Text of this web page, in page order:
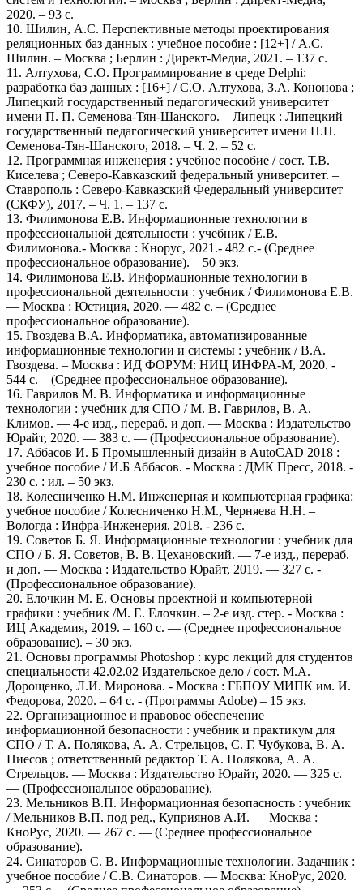
2020. – 93 с.
10. Шилин, А.С. Перспективные методы проектирования
реляционных баз данных : учебное пособие : [12+] / А.С.
Шилин. – Москва ; Берлин : Директ-Медиа, 2021. – 137 с.
11. Алтухова, С.О. Программирование в среде Delphi:
разработка баз данных : [16+] / С.О. Алтухова, З.А. Кононова ;
Липецкий государственный педагогический университет
имени П. П. Семенова-Тян-Шанского. – Липецк : Липецкий
государственный педагогический университет имени П.П.
Семенова-Тян-Шанского, 2018. – Ч. 2. – 52 с.
12. Программная инженерия : учебное пособие / сост. Т.В.
Киселева ; Северо-Кавказский федеральный университет. –
Ставрополь : Северо-Кавказский Федеральный университет
(СКФУ), 2017. – Ч. 1. – 137 с.
13. Филимонова Е.В. Информационные технологии в
профессиональной деятельности : учебник / Е.В.
Филимонова.- Москва : Кнорус, 2021.- 482 с.- (Среднее
профессиональное образование). – 50 экз.
14. Филимонова Е.В. Информационные технологии в
профессиональной деятельности : учебник / Филимонова Е.В.
— Москва : Юстиция, 2020. — 482 с. – (Среднее
профессиональное образование).
15. Гвоздева В.А. Информатика, автоматизированные
информационные технологии и системы : учебник / В.А.
Гвоздева. – Москва : ИД ФОРУМ: НИЦ ИНФРА-М, 2020. -
544 с. – (Среднее профессиональное образование).
16. Гаврилов М. В. Информатика и информационные
технологии : учебник для СПО / М. В. Гаврилов, В. А.
Климов. — 4-е изд., перераб. и доп. — Москва : Издательство
Юрайт, 2020. — 383 с. — (Профессиональное образование).
17. Аббасов И. Б Промышленный дизайн в AutoCAD 2018 :
учебное пособие / И.Б Аббасов. - Москва : ДМК Пресс, 2018. -
230 с. : ил. – 50 экз.
18. Колесниченко Н.М. Инженерная и компьютерная графика:
учебное пособие / Колесниченко Н.М., Черняева Н.Н. –
Вологда : Инфра-Инженерия, 2018. - 236 с.
19. Советов Б. Я. Информационные технологии : учебник для
СПО / Б. Я. Советов, В. В. Цехановский. — 7-е изд., перераб.
и доп. — Москва : Издательство Юрайт, 2019. — 327 с. -
(Профессиональное образование).
20. Елочкин М. Е. Основы проектной и компьютерной
графики : учебник /М. Е. Елочкин. – 2-е изд. стер. - Москва :
ИЦ Академия, 2019. – 160 с. — (Среднее профессиональное
образование). – 30 экз.
21. Основы программы Photoshop : курс лекций для студентов
специальности 42.02.02 Издательское дело / сост. М.А.
Дорощенко, Л.И. Миронова. - Москва : ГБПОУ МИПК им. И.
Федорова, 2020. – 64 с. - (Программы Adobe) – 15 экз.
22. Организационное и правовое обеспечение
информационной безопасности : учебник и практикум для
СПО / Т. А. Полякова, А. А. Стрельцов, С. Г. Чубукова, В. А.
Ниесов ; ответственный редактор Т. А. Полякова, А. А.
Стрельцов. — Москва : Издательство Юрайт, 2020. — 325 с.
— (Профессиональное образование).
23. Мельников В.П. Информационная безопасность : учебник
/ Мельников В.П. под ред., Куприянов А.И. — Москва :
КноРус, 2020. — 267 с. — (Среднее профессиональное
образование).
24. Синаторов С. В. Информационные технологии. Задачник :
учебное пособие / С.В. Синаторов. — Москва: КноРус, 2020.